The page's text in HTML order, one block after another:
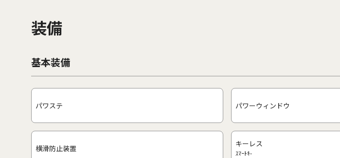
装備
基本装備
パワステ パワーウィンドウ
横滑防止装置 キーレス
ｽﾏｰﾄｷ-